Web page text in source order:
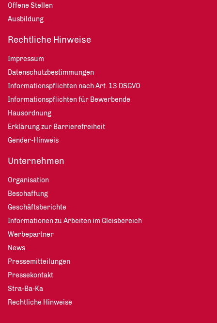
Offene Stellen
Ausbildung
Rechtliche Hinweise
Impressum
Datenschutzbestimmungen
Informationspflichten nach Art. 13 DSGVO
Informationspflichten für Bewerbende
Hausordnung
Erklärung zur Barrierefreiheit
Gender-Hinweis
Unternehmen
Organisation
Beschaffung
Geschäftsberichte
Informationen zu Arbeiten im Gleisbereich
Werbepartner
News
Pressemitteilungen
Pressekontakt
Stra-Ba-Ka
Rechtliche Hinweise